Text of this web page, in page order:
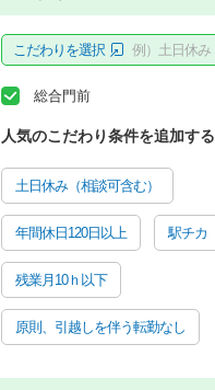
こだわりを選択 例）土日休み
総合門前
人気のこだわり条件を追加する
土日休み（相談可含む）
年間休日120日以上 駅チカ
残業月10ｈ以下
原則、引越しを伴う転勤なし